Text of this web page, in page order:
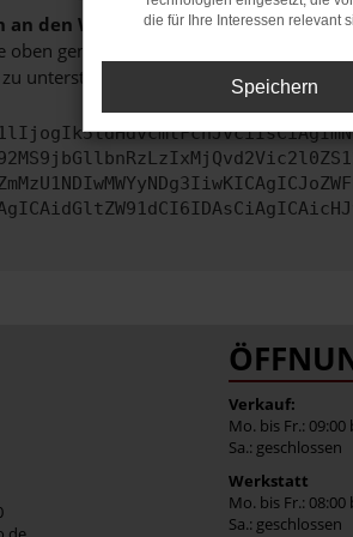
an den Webseitenbetreiber.
oben genannten Schritte versucht hast,
unterstützen:
Verkauf:
Mo. bis Fr.: 09:00
Sa.: geschlossen
Werkstatt
Mo. bis Fr.: 08:00
Sa.: geschlossen
die für Ihre Interessen relevant
Speichern